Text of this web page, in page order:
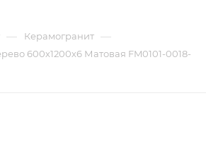
— Керамогранит —
600х1200х6 Матовая FM0101-0018-